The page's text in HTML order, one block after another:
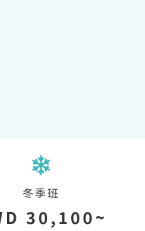
冬季班
30,100~